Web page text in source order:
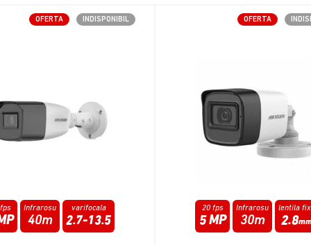
INDISPONIBIL
OFERTA
fps Infrarosu
30m
lentila fixa
2.8mm
OFERTA
25 fps
4 MP
LED si IR
25m
lentila
2.8mm